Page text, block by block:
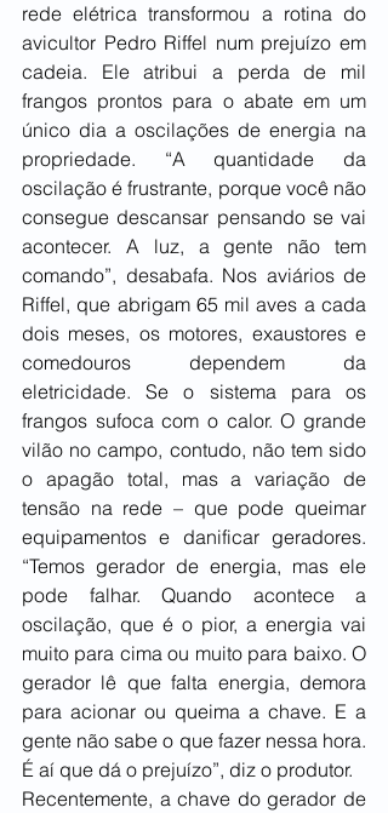
rede elétrica transformou a rotina do
avicultor Pedro Riffel num prejuízo em
cadeia. Ele atribui a perda de mil
frangos prontos para o abate em um
único dia a oscilações de energia na
propriedade. “A quantidade da
oscilação é frustrante, porque você não
consegue descansar pensando se vai
acontecer. A luz, a gente não tem
comando”, desabafa. Nos aviários de
Riffel, que abrigam 65 mil aves a cada
dois meses, os motores, exaustores e
comedouros dependem da
eletricidade. Se o sistema para os
frangos sufoca com o calor. O grande
vilão no campo, contudo, não tem sido
o apagão total, mas a variação de
tensão na rede – que pode queimar
equipamentos e danificar geradores.
“Temos gerador de energia, mas ele
pode falhar. Quando acontece a
oscilação, que é o pior, a energia vai
muito para cima ou muito para baixo. O
gerador lê que falta energia, demora
para acionar ou queima a chave. E a
gente não sabe o que fazer nessa hora.
É aí que dá o prejuízo”, diz o produtor.
Recentemente, a chave do gerador de